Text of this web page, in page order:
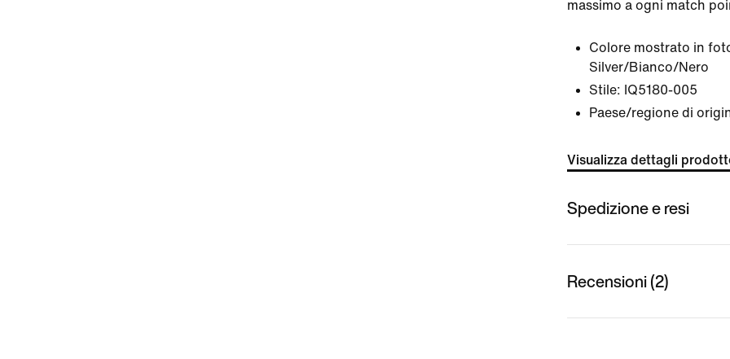
massimo a ogni match
Colore mostrato in
Silver/Bianco/Nero
Stile: IQ5180-005
Paese/regione di
Visualizza dettagli
Spedizione e resi
Recensioni (2)